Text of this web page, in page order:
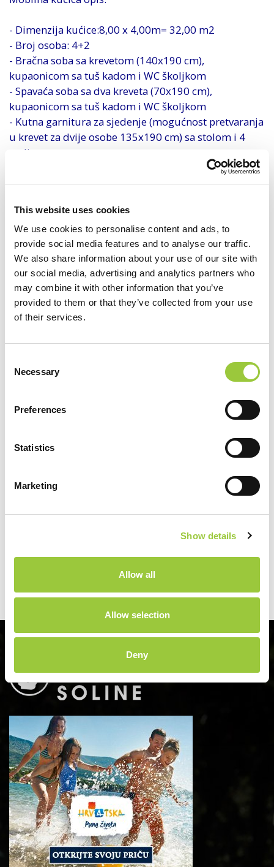
This website uses cookies
We use cookies to personalise content and ads, to
provide social media features and to analyse our traffic.
We also share information about your use of our site with
our social media, advertising and analytics partners who
may combine it with other information that you’ve
provided to them or that they’ve collected from your use
of their services.
Selection
Necessary
Preferences
Statistics
Marketing
Show details
Allow all
Allow selection
Deny
- Dimenzija kućice:8,00 x 4,00m= 32,00 m2
- Broj osoba: 4+2
- Bračna soba sa krevetom (140x190 cm),
kupaonicom sa tuš kadom i WC školjkom
- Spavaća soba sa dva kreveta (70x190 cm),
kupaonicom sa tuš kadom i WC školjkom
- Kutna garnitura za sjedenje (mogućnost pretvaranja
u krevet za dvije osobe 135x190 cm) sa stolom i 4
stolice
- Posteljina ( tjedna izmjena ), ručnici ( izmjena dva
- Pribor za kuhanje i jelo, aparat za
kavu
- Sat Tv
- Vrtna garnitura za sjedenje na terasi
- Terasa s nadstrešnicom 24
m2
Parkirno mjesto za automobil nalazi se pored
Tlocrt (230.64 KB)